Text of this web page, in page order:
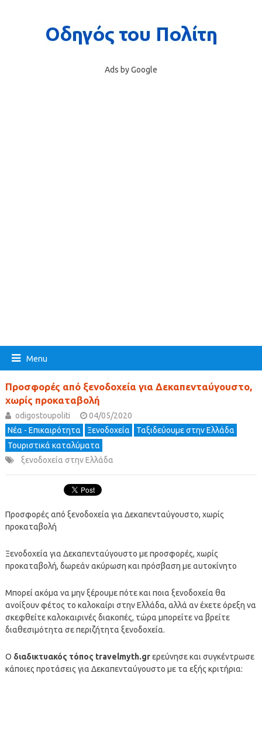
Ads by Google
Menu
Προσφορές από ξενοδοχεία για Δεκαπενταύγουστο,
χωρίς προκαταβολή
odigostoupoliti
04/05/2020
Νέα - Επικαιρότητα
Ξενοδοχεία
Ταξιδεύουμε στην Ελλάδα
Τουριστικά καταλύματα
ξενοδοχεία στην Ελλάδα
Προσφορές από ξενοδοχεία για Δεκαπενταύγουστο, χωρίς
προκαταβολή
Ξενοδοχεία για Δεκαπενταύγουστο με προσφορές, χωρίς
προκαταβολή, δωρεάν ακύρωση και πρόσβαση με αυτοκίνητο
Μπορεί ακόμα να μην ξέρουμε πότε και ποια ξενοδοχεία θα
ανοίξουν φέτος το καλοκαίρι στην Ελλάδα, αλλά αν έχετε όρεξη να
σκεφθείτε καλοκαιρινές διακοπές, τώρα μπορείτε να βρείτε
διαθεσιμότητα σε περιζήτητα ξενοδοχεία.
Ο διαδικτυακός τόπος travelmyth.grερεύνησε και συγκέντρωσε
κάποιες προτάσεις για Δεκαπενταύγουστο με τα εξής κριτήρια: